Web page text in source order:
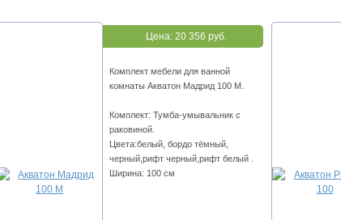
Цена: 20 356 руб.
Комплект мебели для ванной
комнаты Акватон Мадрид 100 М.
Комплект: Тумба-умывальник с
раковиной.
Цвета:белый, бордо тёмный,
черный,рифт черный,рифт белый .
Ширина: 100 см